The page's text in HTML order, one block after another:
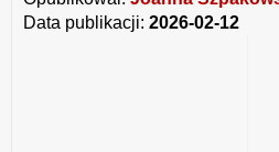
2025
roku.
Data publikacji: 2026-02-12